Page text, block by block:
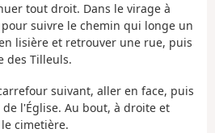
tout droit. Dans le virage à
suivre le chemin qui longe un
lisière et retrouver une rue, puis
des Tilleuls.
suivant, aller en face, puis
l'Église. Au bout, à droite et
cimetière.